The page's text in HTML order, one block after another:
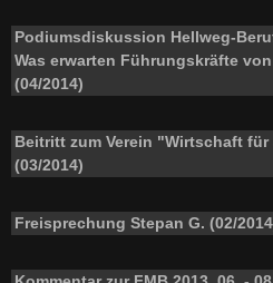
Podiumsdiskussion Hellweg-
Was erwarten Führungskräfte
(04/2014)
Beitritt zum Verein "Wirtschaft für
(03/2014)
Freisprechung Stepan G. (02/